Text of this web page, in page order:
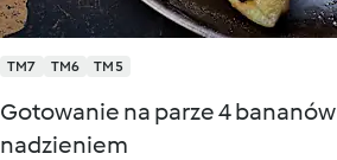
TM7 TM6 TM5
Gotowanie na parze 4
nadzieniem